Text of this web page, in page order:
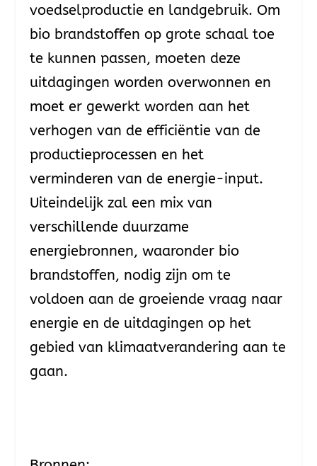
voedselproductie en landgebruik. Om
bio brandstoffen op grote schaal toe
te kunnen passen, moeten deze
uitdagingen worden overwonnen en
moet er gewerkt worden aan het
verhogen van de efficiëntie van de
productieprocessen en het
verminderen van de energie-input.
Uiteindelijk zal een mix van
verschillende duurzame
energiebronnen, waaronder bio
brandstoffen, nodig zijn om te
voldoen aan de groeiende vraag naar
energie en de uitdagingen op het
gebied van klimaatverandering aan te
gaan.